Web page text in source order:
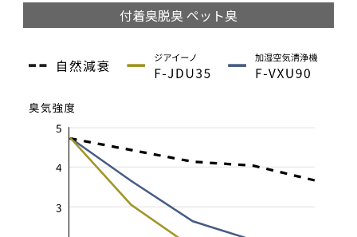
付着臭脱臭 ペット臭